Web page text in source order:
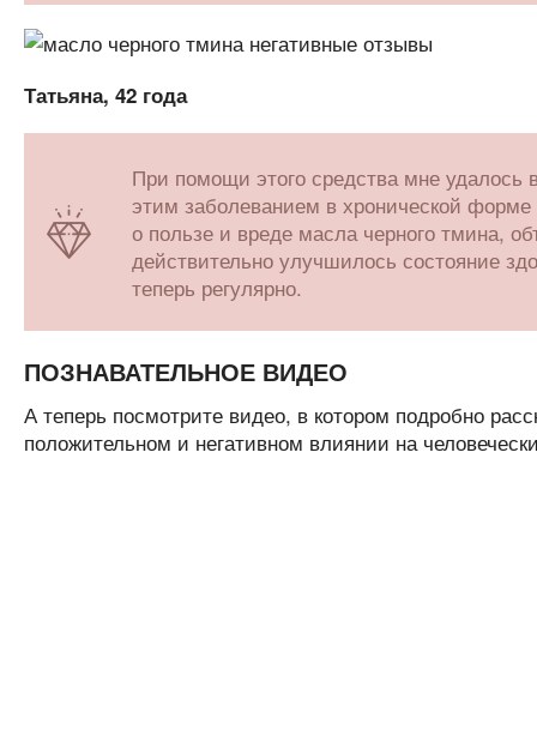
Татьяна, 42 года
При помощи этого средства мне удалось
этим заболеванием в хронической
о пользе и вреде масла черного тмина,
действительно улучшилось состояние
теперь регулярно.
ПОЗНАВАТЕЛЬНОЕ ВИДЕО
А теперь посмотрите видео, в котором подробно
положительном и негативном влиянии на